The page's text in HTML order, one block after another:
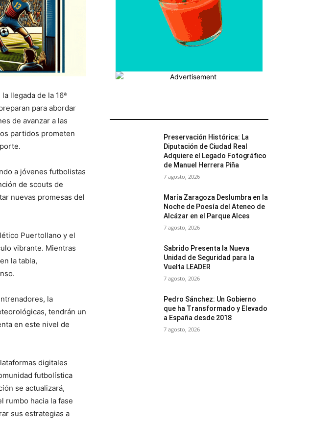
llegada de la 16ª
para abordar
de avanzar a las
partidos prometen
a jóvenes futbolistas
de scouts de
nuevas promesas del
Puertollano y el
vibrante. Mientras
la tabla,
la
tendrán un
en este nivel de
digitales
futbolística
se actualizará,
rumbo hacia la fase
sus estrategias a
Preservación Histórica: La
Diputación de Ciudad Real
Adquiere el Legado Fotográfico
de Manuel Herrera Piña
7 agosto, 2026
María Zaragoza Deslumbra en la
Noche de Poesía del Ateneo de
Alcázar en el Parque Alces
7 agosto, 2026
Sabrido Presenta la Nueva
Unidad de Seguridad para la
Vuelta LEADER
7 agosto, 2026
Pedro Sánchez: Un Gobierno
que ha Transformado y Elevado
a España desde 2018
7 agosto, 2026